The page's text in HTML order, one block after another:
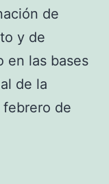
de
y de
en las bases
de la
febrero de